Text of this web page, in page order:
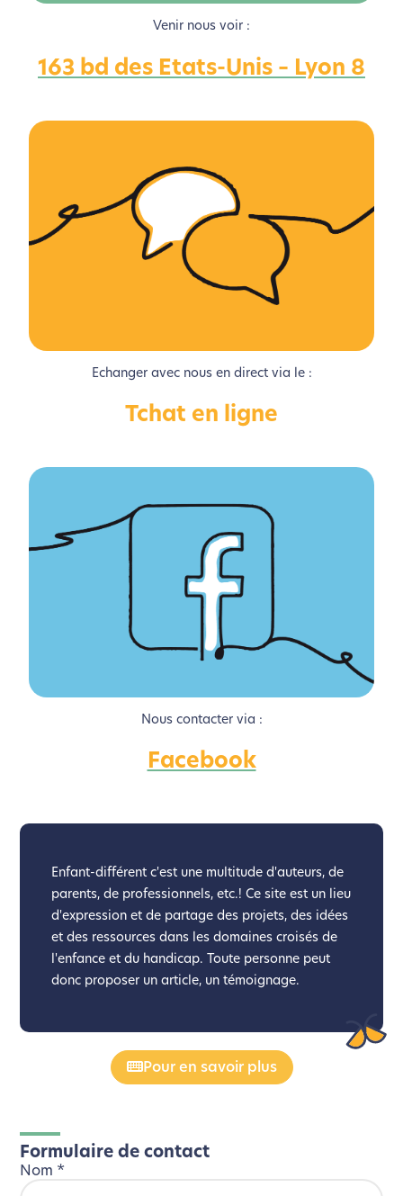
Nous avons développé ce site Internet dans le cadre
d’une démarche forte d’écoconception.
Si vous aussi vous souhaitez diminuer drastiquement
les besoins énergétiques nécessaires à votre
le parcourir dans son Mode
l’écoconception.
Venir nous voir :
163 bd des Etats-Unis – Lyon 8
Echanger avec nous en direct via le :
Tchat en ligne
Nous contacter via :
Facebook
Enfant-différent c'est une multitude d'auteurs, de
parents, de professionnels, etc.! Ce site est un lieu
d'expression et de partage des projets, des idées
et des ressources dans les domaines croisés de
l'enfance et du handicap. Toute personne peut
donc proposer un article, un témoignage.
Pour en savoir plus
Formulaire de contact
Nom *